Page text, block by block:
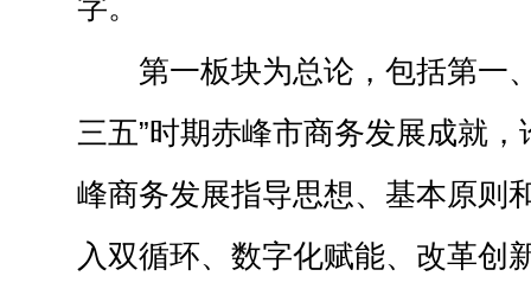
字。
第一板块为总论，包括第一
三五”时期赤峰市商务发展成就，
峰商务发展指导思想、基本原则
入双循环、数字化赋能、改革创